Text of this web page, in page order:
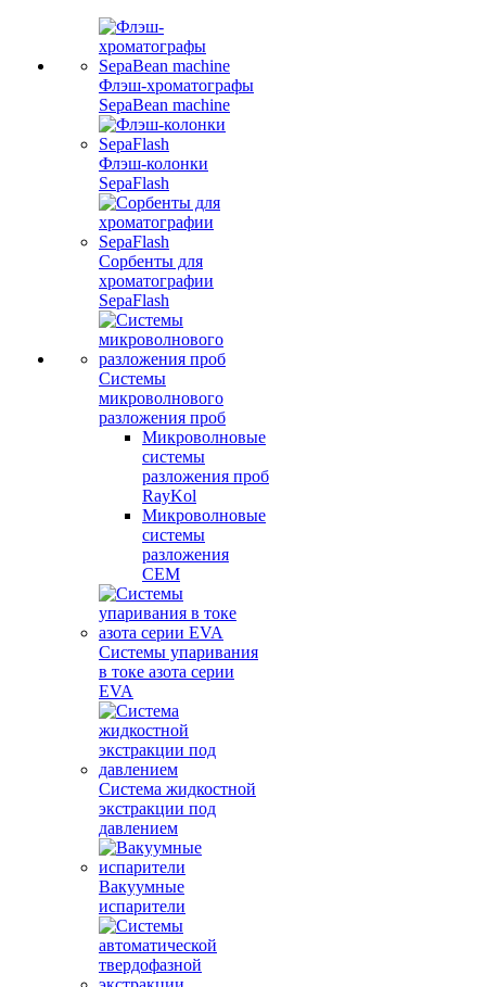
Флэш-хроматографы
SepaBean machine
Флэш-колонки
SepaFlash
Сорбенты для
хроматографии
SepaFlash
Системы
микроволнового
разложения проб
Микроволновые
системы
разложения проб
RayKol
Микроволновые
системы
разложения
CEM
Системы упаривания
в токе азота серии
EVA
Система жидкостной
экстракции под
давлением
Вакуумные
испарители